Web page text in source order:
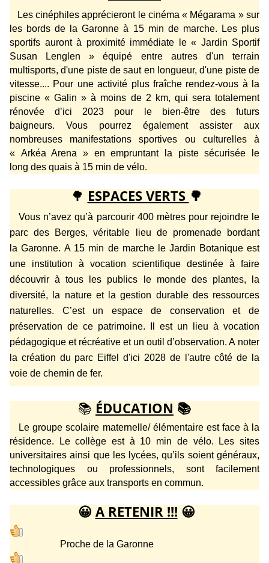
Les cinéphiles apprécieront le cinéma « Mégarama »sur
les bords de laGaronne à 15 min de marche. Les plus
sportifs auront à proximité immédiate le « Jardin Sportif
Susan Lenglen » équipé entre autres d'un terrain
multisports, d'une piste de saut en longueur, d'une piste de
vitesse.... Pour une activité plus fraîche rendez-vous à la
piscine «Galin » à moins de 2 km, qui sera totalement
rénovée d’ici 2023 pour le bien-être des futurs
baigneurs. Vous pourrez également assister aux
nombreuses manifestations sportives ou culturelles à
« Arkéa Arena » en empruntant la piste sécurisée le
long des quais à 15 min de vélo.
🌳 ESPACES VERTS 🌳
Vous n’avez qu’à parcourir 400 mètres pour rejoindre le
parc des Berges, véritable lieu de promenade bordant
laGaronne. A 15 min de marche le Jardin Botanique est
une institution à vocation scientifique destinée à faire
découvrir à tous les publics le monde des plantes, la
diversité, la nature et la gestion durable des ressources
naturelles. C’est un espace de conservation et de
préservation de ce patrimoine. Il est un lieu à vocation
pédagogique et récréative etun outil d’observation. A noter
la création du parc Eiffel d'ici 2028 de l'autre côté de la
voie de chemin de fer.
📚 ÉDUCATION 📚
Le groupe scolaire maternelle/ élémentaire est face à la
résidence. Le collège est à 10 min de vélo. Les sites
universitaires ainsi que les lycées, qu’ils soient généraux,
technologiques ou professionnels, sont facilement
accessibles grâce aux transports en commun.
😀 A RETENIR !!! 😀
Proche de la Garonne